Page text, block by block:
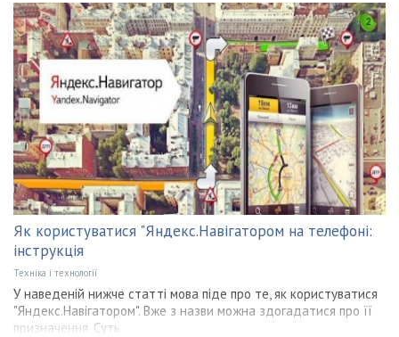
Як користуватися "Яндекс.Навігатором на телефоні:
інструкція
Техніка і технології
У наведеній нижче статті мова піде про те, як користуватися
"Яндекс.Навігатором". Вже з назви можна здогадатися про її
призначення. Суть